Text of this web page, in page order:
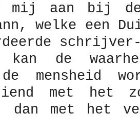
aan bij de
welke een
kan de
mensheid
met het
dan met het